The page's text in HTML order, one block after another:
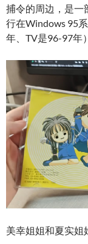
捕令的周边，是一
行在Windows 95
年、TV是96-97年）
美幸姐姐和夏实姐